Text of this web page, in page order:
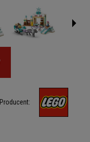
Producent: